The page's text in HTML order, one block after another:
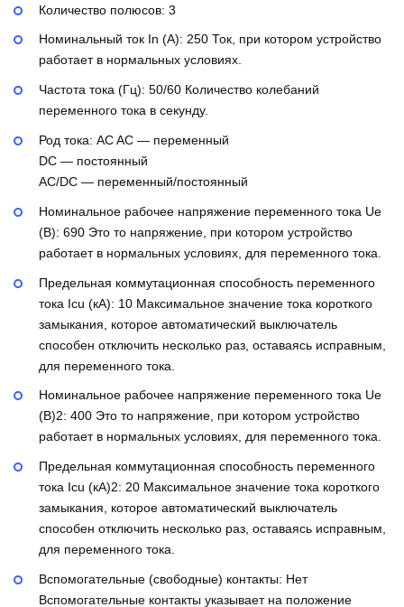
Количество полюсов: 3
Номинальный ток In (А): 250 Ток, при котором устройство
работает в нормальных условиях.
Частота тока (Гц): 50/60 Количество колебаний
переменного тока в секунду.
Род тока: ACAC — переменный
DC — постоянный
AC/DC — переменный/постоянный
Номинальное рабочее напряжение переменного тока Ue
(В): 690 Это то напряжение, при котором устройство
работает в нормальных условиях, для переменного тока.
Предельная коммутационная способность переменного
тока Icu (кА): 10 Максимальное значение тока короткого
замыкания, которое автоматический выключатель
способен отключить несколько раз, оставаясь исправным,
для переменного тока.
Номинальное рабочее напряжение переменного тока Ue
(В)2: 400 Это то напряжение, при котором устройство
работает в нормальных условиях, для переменного тока.
Предельная коммутационная способность переменного
тока Icu (кА)2: 20 Максимальное значение тока короткого
замыкания, которое автоматический выключатель
способен отключить несколько раз, оставаясь исправным,
для переменного тока.
Вспомогательные (свободные) контакты: Нет
Вспомогательные контакты указывает на положение